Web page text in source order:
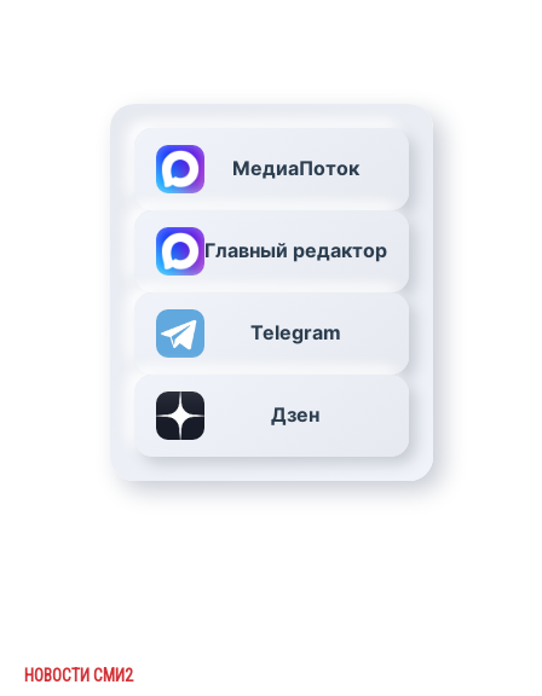
МедиаПоток
Главный редактор
Telegram
Дзен
НОВОСТИ СМИ2